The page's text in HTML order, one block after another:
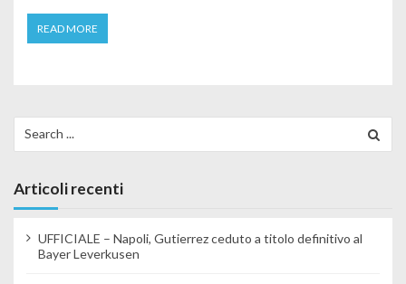
READ MORE
Articoli recenti
UFFICIALE – Napoli, Gutierrez ceduto a titolo definitivo al
Bayer Leverkusen